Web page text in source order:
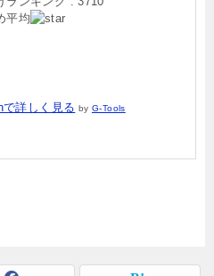
平均
詳しく見る by G-Tools